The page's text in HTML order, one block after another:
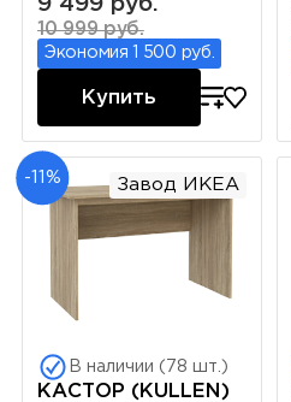
10 999 руб.
Экономия 1 500 руб.
Купить
-11% Завод ИКЕА
В наличии (78 шт.)
КАСТОР (KULLEN)